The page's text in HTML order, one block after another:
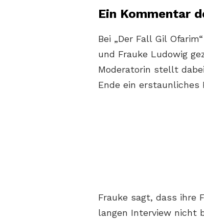
Ein Kommentar
Bei „Der Fall Gil
und Frauke Ludowig
Moderatorin stellt
Ende ein erstaunliches
Frauke sagt, dass ihre
langen Interview nicht